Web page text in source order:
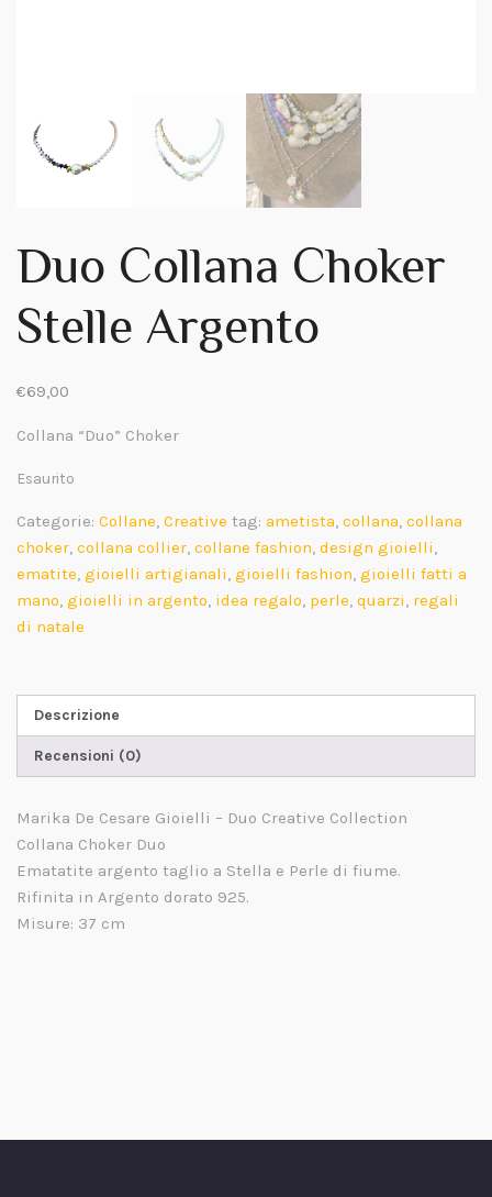
Duo Collana Choker
Stelle Argento
€69,00
Collana “Duo” Choker
Esaurito
Categorie: Collane, Creative tag: ametista, collana, collana
choker, collana collier, collane fashion, design gioielli,
ematite, gioielli artigianali, gioielli fashion, gioielli fatti a
mano, gioielli in argento, idea regalo, perle, quarzi, regali
di natale
Descrizione
Recensioni (0)
Marika De Cesare Gioielli – Duo Creative Collection
Collana Choker Duo
Ematatite argento taglio a Stella e Perle di fiume.
Rifinita in Argento dorato 925.
Misure: 37 cm